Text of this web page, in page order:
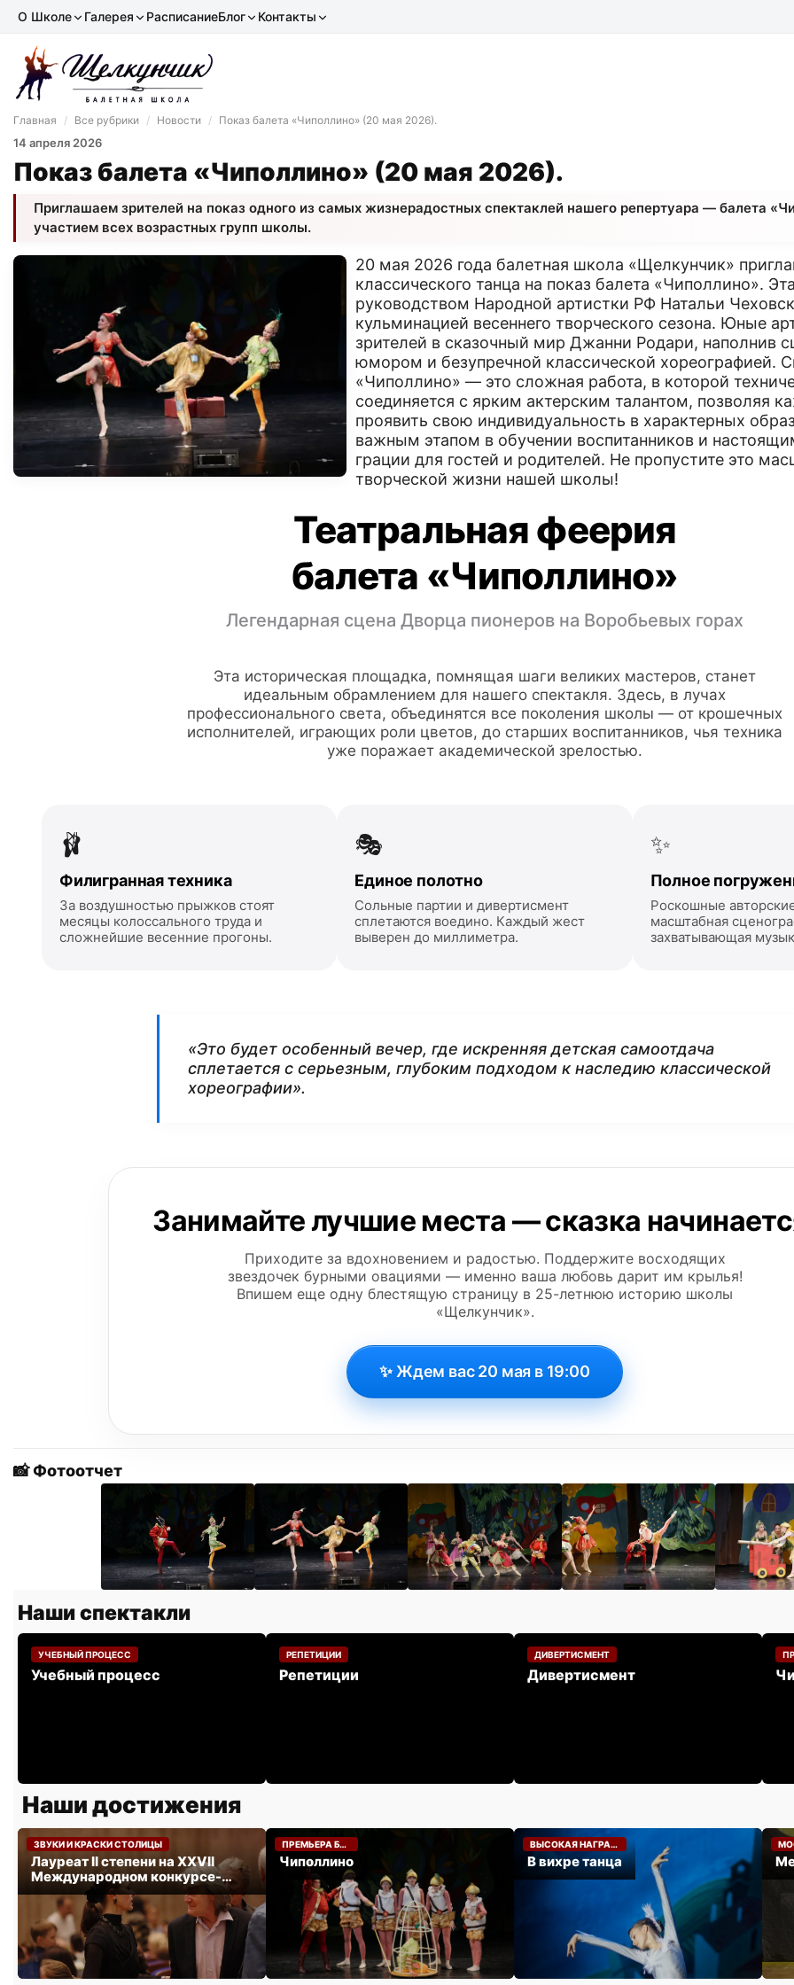
О Школе Галерея РасписаниеБлог Контакты
Главная / Все рубрики / Новости / Показ балета «Чиполлино» (20 мая 2026).
14 апреля 2026
Показ балета «Чиполлино» (20 мая 2026).
Приглашаем зрителей на показ одного из самых жизнерадостных спектаклей нашего репертуара — балета
участием всех возрастных групп школы.
20 мая 2026 года балетная школа «Щелкунчик»
классического танца на показ балета «Чиполлино».
руководством Народной артистки РФ Натальи
кульминацией весеннего творческого сезона. Юные
зрителей в сказочный мир Джанни Родари, наполнив
юмором и безупречной классической хореографией.
«Чиполлино» — это сложная работа, в которой
соединяется с ярким актерским талантом, позволяя
проявить свою индивидуальность в характерных
важным этапом в обучении воспитанников и
грации для гостей и родителей. Не пропустите это
творческой жизни нашей школы!
Театральная феерия
балета «Чиполлино»
Легендарная сцена Дворца пионеров на Воробьевых горах
Эта историческая площадка, помнящая шаги великих мастеров, станет
идеальным обрамлением для нашего спектакля. Здесь, в лучах
профессионального света, объединятся все поколения школы — от крошечных
исполнителей, играющих роли цветов, до старших воспитанников, чья техника
уже поражает академической зрелостью.
🩰
Филигранная техника
За воздушностью прыжков стоят
месяцы колоссального труда и
сложнейшие весенние прогоны.
🎭
Единое полотно
Сольные партии и дивертисмент
сплетаются воедино. Каждый жест
выверен до миллиметра.
✨
Полное
Роскошные
масштабная
захватывающая
«Это будет особенный вечер, где искренняя детская самоотдача
сплетается с серьезным, глубоким подходом к наследию классической
хореографии».
Занимайте лучшие места — сказка
Приходите за вдохновением и радостью. Поддержите восходящих
звездочек бурными овациями — именно ваша любовь дарит им крылья!
Впишем еще одну блестящую страницу в 25-летнюю историю школы
«Щелкунчик».
✨ Ждем вас 20 мая в 19:00
📸 Фотоотчет
Наши спектакли
УЧЕБНЫЙ ПРОЦЕСС
Учебный процесс
РЕПЕТИЦИИ
Репетиции
ДИВЕРТИСМЕНТ
Дивертисмент
Наши достижения
ЗВУКИ И КРАСКИ СТОЛИЦЫ
НОЯБРЬ 2024
Лауреат II степени на XXVII
Международном конкурсе-
фестивале «ЗВУКИ И КРАСКИ
СТОЛИЦЫ».
ПРЕМЬЕРА БАЛЕТА «ЧИПОЛЛИНО».
МАЙ 2024
Чиполлино
ВЫСОКАЯ НАГРАДА
МАЙ 2023
В вихре танца